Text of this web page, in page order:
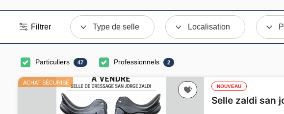
Filtrer Type de selle Localisation
Particuliers 47 Professionnels 2
ACHAT SÉCURISÉ
NOUVEAU
Selle zaldi san